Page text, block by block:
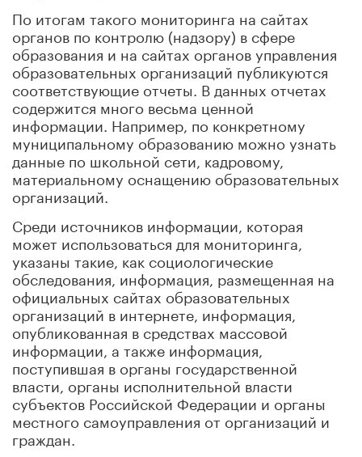
По итогам такого мониторинга на сайтах
органов по контролю (надзору) в сфере
образования и на сайтах органов управления
образовательных организаций публикуются
соответствующие отчеты. В данных отчетах
содержится много весьма ценной
информации. Например, по конкретному
муниципальному образованию можно узнать
данные по школьной сети, кадровому,
материальному оснащению образовательных
организаций.
Среди источников информации, которая
может использоваться для мониторинга,
указаны такие, как социологические
обследования, информация, размещенная на
официальных сайтах образовательных
организаций в интернете, информация,
опубликованная в средствах массовой
информации, а также информация,
поступившая в органы государственной
власти, органы исполнительной власти
субъектов Российской Федерации и органы
местного самоуправления от организаций и
граждан.